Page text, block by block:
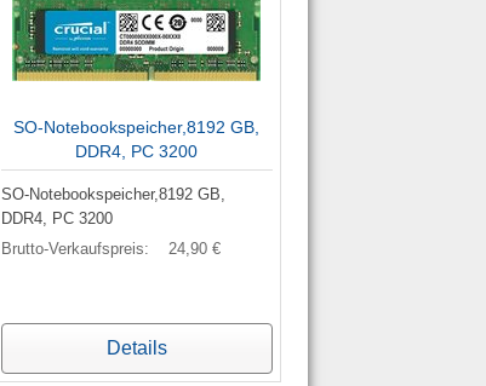
SO-Notebookspeicher,8192 GB,
DDR4, PC 3200
SO-Notebookspeicher,8192 GB,
DDR4, PC 3200
Brutto-Verkaufspreis:
24,90 €
Details